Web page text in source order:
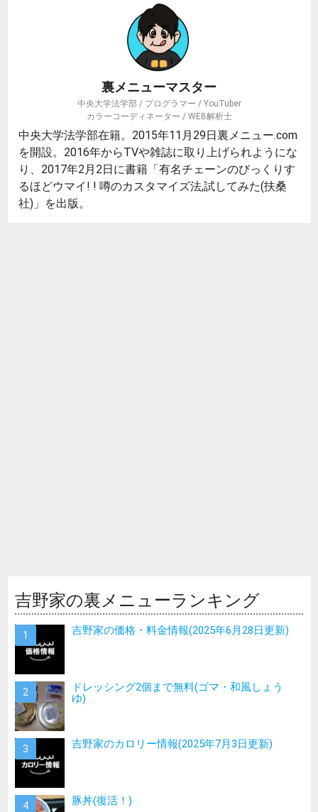
裏メニューマスター
中央大学法学部 / プログラマー / YouTuber
カラーコーディネーター / WEB解析士
中央大学法学部在籍。2015年11月29日裏メニュー.com
を開設。2016年からTVや雑誌に取り上げられようにな
り、2017年2月2日に書籍「有名チェーンのびっくりす
るほどウマイ! ! 噂のカスタマイズ法,試してみた(扶桑
社)」を出版。
吉野家の裏メニューランキング
吉野家の価格・料金情報(2025年6月28日更新)
ドレッシング2個まで無料(ゴマ・和風しょう
ゆ)
吉野家のカロリー情報(2025年7月3日更新)
豚丼(復活！)